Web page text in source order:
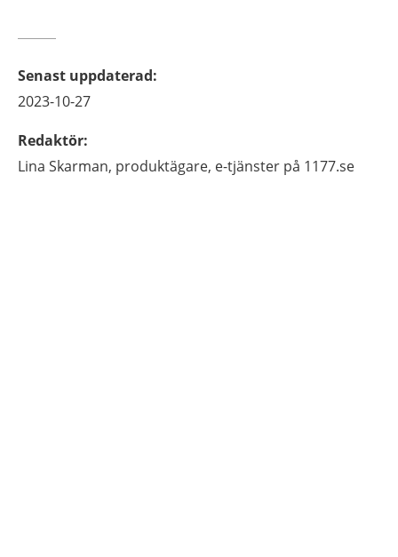
Senast uppdaterad:
2023-10-27
Redaktör:
Lina Skarman, produktägare, e-tjänster på 1177.se